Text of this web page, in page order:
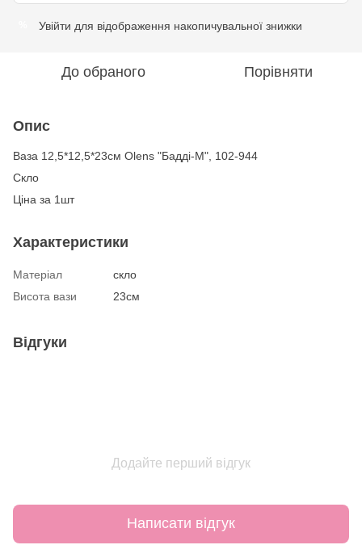
Увійти для відображення накопичувальної знижки
До обраного Порівняти
Опис
Ваза 12,5*12,5*23см Olens "Бадді-М", 102-944
Скло
Ціна за 1шт
Характеристики
Матеріал
скло
Висота вази
23см
Відгуки
Додайте перший відгук
Написати відгук